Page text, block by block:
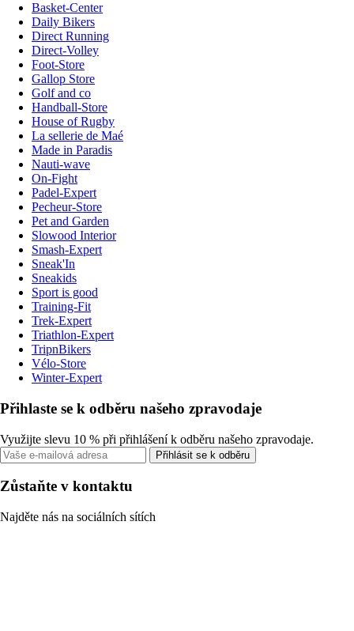
Basket-Center
Daily Bikers
Direct Running
Direct-Volley
Foot-Store
Gallop Store
Golf and co
Handball-Store
House of Rugby
La sellerie de Maé
Made in Paradis
Nauti-wave
On-Fight
Padel-Expert
Pecheur-Store
Pet and Garden
Slowood Interior
Smash-Expert
Sneak'In
Sneakids
Sport is good
Training-Fit
Trek-Expert
Triathlon-Expert
TripnBikers
Vélo-Store
Winter-Expert
Přihlaste se k odběru našeho zpravodaje
Využijte slevu 10 % při přihlášení k odběru našeho zpravodaje.
Přihlásit se k odběru
Zůstaňte v kontaktu
Najděte nás na sociálních sítích